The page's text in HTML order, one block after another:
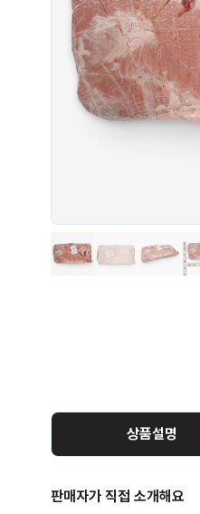
상품설명
판매자가 직접 소개해요